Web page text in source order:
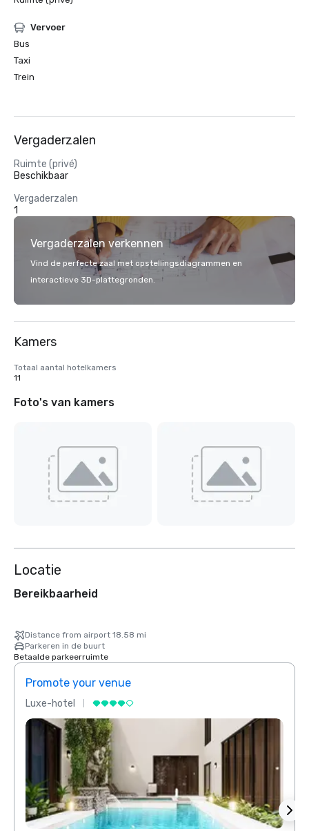
Vervoer
Bus
Taxi
Trein
Vergaderzalen
Ruimte (privé)
Beschikbaar
Vergaderzalen
1
Vergaderzalen verkennen
Vind de perfecte zaal met opstellingsdiagrammen en
interactieve 3D-plattegronden.
Kamers
Totaal aantal hotelkamers
11
Foto's van kamers
Locatie
Bereikbaarheid
Distance from airport 18.58 mi
Parkeren in de buurt
Betaalde parkeerruimte
Promote your venue
Luxe-hotel